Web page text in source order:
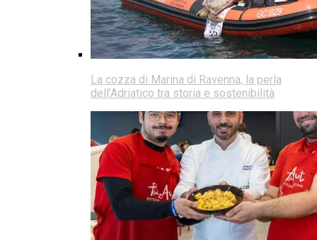
La cozza di Marina di Ravenna, la perla
dell’Adriatico tra storia e sostenibilità